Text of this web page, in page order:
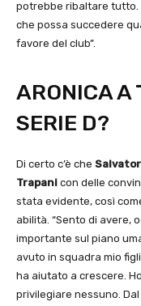
potrebbe ribaltare tutto.
che possa succedere
favore del club”.
ARONICA A
SERIE D?
Di certo c’è che
Trapani con delle
stata evidente, così
abilità. “Sento di avere,
importante sul piano
avuto in squadra mio
ha aiutato a crescere.
privilegiare nessuno.